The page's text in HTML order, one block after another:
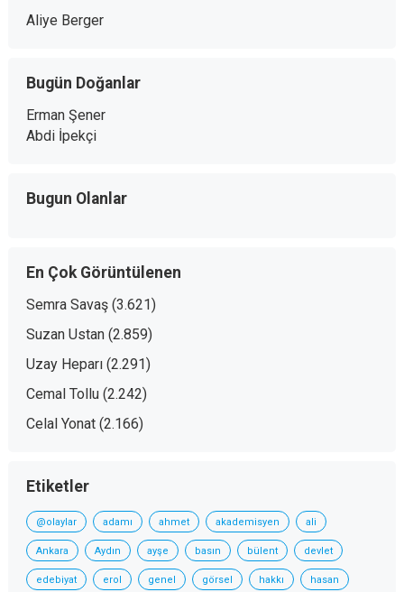
Aliye Berger
Bugün Doğanlar
Erman Şener
Abdi İpekçi
Bugun Olanlar
En Çok Görüntülenen
Semra Savaş (3.621)
Suzan Ustan (2.859)
Uzay Heparı (2.291)
Cemal Tollu (2.242)
Celal Yonat (2.166)
Etiketler
@olaylar adamı ahmet akademisyen ali
Ankara Aydın ayşe basın bülent devlet
edebiyat erol genel görsel hakkı hasan